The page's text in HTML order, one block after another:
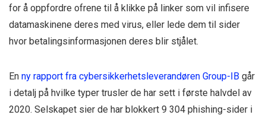
for å oppfordre ofrene til å klikke på linker som vil infisere
datamaskinene deres med virus, eller lede dem til sider
hvor betalingsinformasjonen deres blir stjålet.
En ny rapport fra cybersikkerhetsleverandøren Group-IB går
i detalj på hvilke typer trusler de har sett i første halvdel av
2020. Selskapet sier de har blokkert 9 304 phishing-sider i